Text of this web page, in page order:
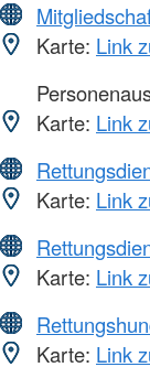
Karte: Link
Karte: Link
Karte: Link
Karte: Link
Karte: Link